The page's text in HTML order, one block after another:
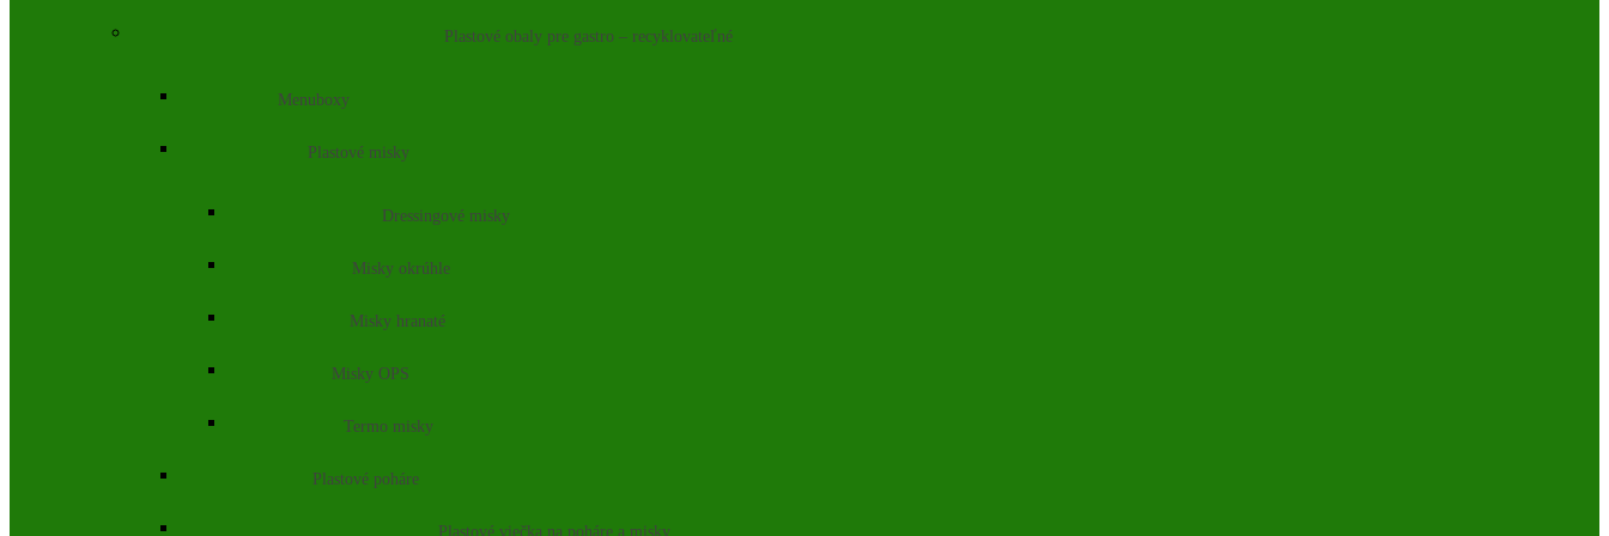
Plastové obaly pre gastro – recyklovateľné
Menuboxy
Plastové misky
Dressingové misky
Misky okrúhle
Misky hranaté
Misky OPS
Termo misky
Plastové poháre
Plastové viečka na poháre a misky